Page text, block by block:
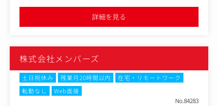
- 社内チームとの連携によるクライアント満足度向上
- スケジュール管理・進捗報告
詳細を見る
株式会社メンバーズ
土日祝休み 残業月20時間以内
在宅・リモートワーク
転勤なし
Web面接
No.84283